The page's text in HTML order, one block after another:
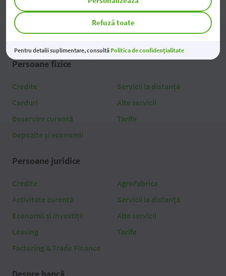
Persoane fizice
Credite
Carduri
Deservire curentă
Depozite și economii
Servicii la distanță
Alte servicii
Tarife
Persoane juridice
Credite
Activitate curentă
Economii și investiții
Leasing
Factoring & Trade Finance
AgroFabrica
Servicii la distanță
Alte servicii
Tarife
Refuză toate
Pentru detalii suplimentare, consultă Politica de confidențialitate